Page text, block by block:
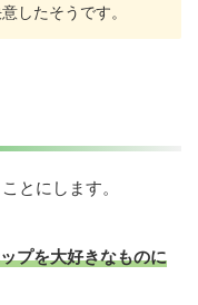
したそうです。
とにします。
プを大好きなものに